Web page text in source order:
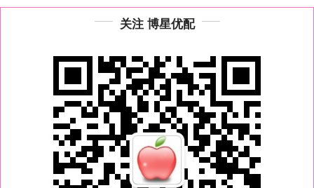
关注 博星优配